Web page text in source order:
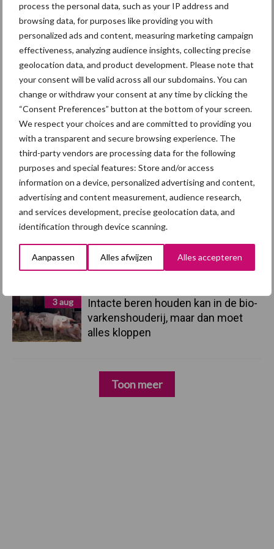
process the personal data, such as your IP address and
browsing data, for purposes like providing you with
personalized ads and content, measuring marketing campaign
effectiveness, analyzing audience insights, collecting precise
geolocation data, and product development. Please note that
your consent will be valid across all our subdomains. You can
change or withdraw your consent at any time by clicking the
“Consent Preferences” button at the bottom of your screen.
We respect your choices and are committed to providing you
with a transparent and secure browsing experience. The
third-party vendors are processing data for the following
purposes and special features: Store and/or access
information on a device, personalized advertising and content,
advertising and content measurement, audience research,
and services development, precise geolocation data, and
identification through device scanning.
Aanpassen Alles afwijzen Alles accepteren
Primaire
Sidebar
Recent nieuws Partner nieuws
5 aug
“Vraag naar praktische
hygieneoplossingen is in Polen
groter dan ooit”
5 aug
Eliminatieprotocol voor
Mycoplasma hyopneumoniae
4 aug
AVP in Finland onderstreept dat
alertheid belangrijk is, zeker nu
dankzij groei van
verwerkingscapaciteit
3 aug
Intacte beren houden kan in de bio-
varkenshouderij, maar dan moet
alles kloppen
Toon meer